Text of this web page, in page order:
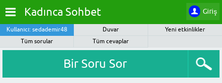
Giriş
Kadınca Sohbet
Kullanıcı: sedademir48 Duvar
Yeni etkinlikler
Tüm sorular
Tüm cevaplar
Bir Soru Sor